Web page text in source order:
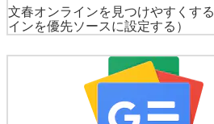
文春オンラインを見つけやすくする
インを優先ソースに設定する）